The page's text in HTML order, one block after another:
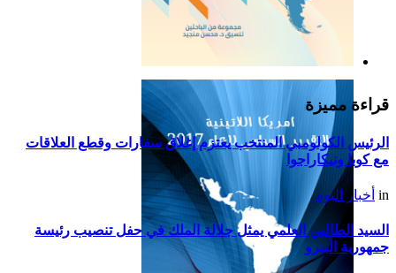
التقرير السياسي لأمريكا
اللاتينية للعام 2019
قراءة مميزة
الرئيس الكولومبي المنتخب يعتزم إغلاق سفارات وقطع العلاقات
مع كوبا ونيكاراجوا
in أخبار اليوم
السيد الطالبي العلمي يمثل جلالة الملك في حفل تنصيب رئيسة
جمهورية البيرو